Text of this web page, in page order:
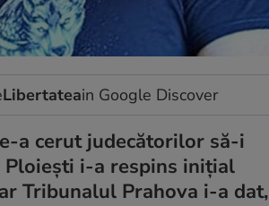
Libertateain Google Discover
a cerut judecătorilor să-i
Ploieşti i-a respins inițial
Tribunalul Prahova i-a dat,